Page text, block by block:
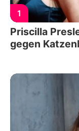
1
Priscilla
gegen